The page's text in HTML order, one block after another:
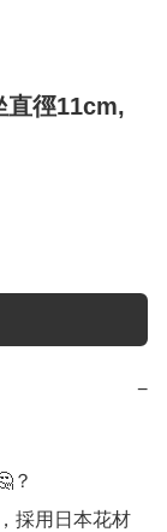
直徑11cm,
−
？
採用日本花材